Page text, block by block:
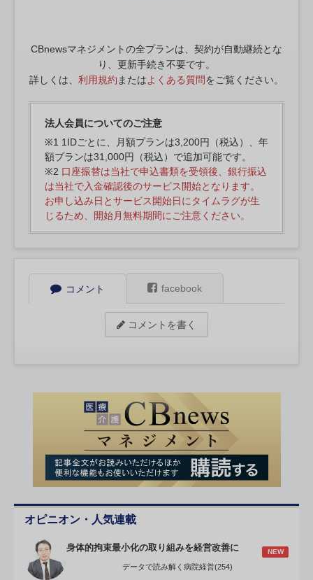
CBnewsマネジメントの全プランは、契約が自動継続とな
り、更新手続き不要です。
詳しくは、 利用規約 またはよくある質問をご覧ください。
法人会員についてのご注意
※1 1IDごとに、月額プランは3,200円（税込）、年
額プランは31,000円（税込）で追加可能です。
※2 口座振替は当社で申込書類を受領後、銀行振込
は当社で入金確認後のサービス開始となります。
お申し込み日とサービス開始日にタイムラグが生
じるため、開始月無料期間にご注意ください。
コメント facebook
コメントを書く
オピニオン・人気連載
身体的拘束最小化の取り組みを経営改善に NEW
データで読み解く病院経営(254)